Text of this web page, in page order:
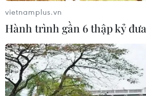
vietnamplus.vn
Hành trình gần 6 thập kỷ